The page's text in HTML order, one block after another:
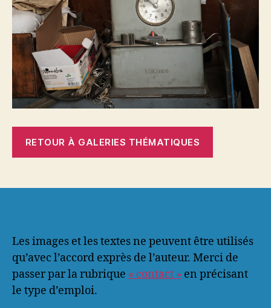
RETOUR À GALERIES THÉMATIQUES
Les images et les textes ne peuvent être utilisés
qu’avec l’accord exprès de l’auteur. Merci de
passer par la rubrique « contact » en précisant
le type d’emploi.